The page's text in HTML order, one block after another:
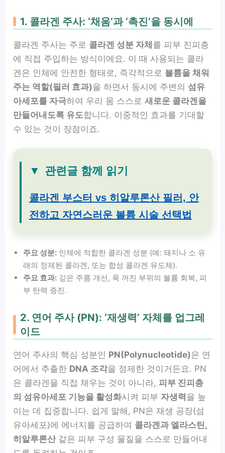
1. 콜라겐 주사: ‘채움’과 ‘촉진’을 동시에
콜라겐 주사는 주로 콜라겐 성분 자체를 피부 진피층
에 직접 주입하는 방식이에요. 이 때 사용되는 콜라
겐은 인체에 안전한 형태로, 즉각적으로 볼륨을 채워
주는 역할(필러 효과)을 하면서 동시에 주변의 섬유
아세포를 자극하여 우리 몸 스스로새로운 콜라겐을
만들어내도록 유도합니다. 이중적인 효과를 기대할
수 있는 것이 장점이죠.
▼ 관련글 함께 읽기
콜라겐 부스터 vs 히알루론산 필러, 안
전하고 자연스러운 볼륨 시술 선택법
주요 성분: 인체에 적합한 콜라겐 성분 (예: 돼지나 소 유
래의 정제된 콜라겐, 또는 합성 콜라겐 유도체).
주요 효과: 깊은 주름 개선, 푹 꺼진 부위의 볼륨 회복, 피
부 탄력 증진.
2. 연어 주사 (PN): ‘재생력’ 자체를 업그레
이드
연어 주사의 핵심 성분인 PN(Polynucleotide)은 연
어에서 추출한 DNA 조각을 정제한 것이거든요. PN
은 콜라겐을 직접 채우는 것이 아니라, 피부 진피층
의 섬유아세포 기능을 활성화시켜 피부 자생력을 높
이는 데 집중합니다. 쉽게 말해, PN은 재생 공장(섬
유아세포)에 에너지를 공급하여 콜라겐과 엘라스틴,
히알루론산같은 피부 구성 물질을 스스로 만들어내